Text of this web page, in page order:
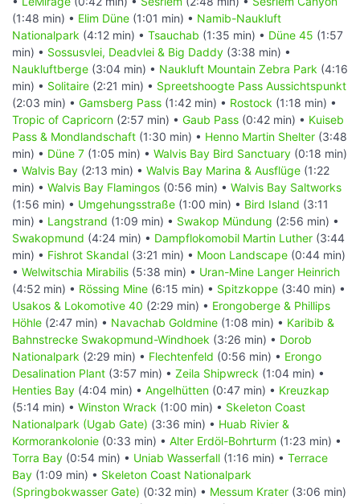
(1:48 min) • Elim Düne (1:01 min) • Namib-Naukluft
Nationalpark (4:12 min) • Tsauchab (1:35 min) • Düne 45 (1:57
min) • Sossusvlei, Deadvlei & Big Daddy (3:38 min) •
Naukluftberge (3:04 min) • Naukluft Mountain Zebra Park (4:16
min) • Solitaire (2:21 min) • Spreetshoogte Pass Aussichtspunkt
(2:03 min) • Gamsberg Pass (1:42 min) • Rostock (1:18 min) •
Tropic of Capricorn (2:57 min) • Gaub Pass (0:42 min) • Kuiseb
Pass & Mondlandschaft (1:30 min) • Henno Martin Shelter (3:48
min) • Düne 7 (1:05 min) • Walvis Bay Bird Sanctuary (0:18 min)
• Walvis Bay (2:13 min) • Walvis Bay Marina & Ausflüge (1:22
min) • Walvis Bay Flamingos (0:56 min) • Walvis Bay Saltworks
(1:56 min) • Umgehungsstraße (1:00 min) • Bird Island (3:11
min) • Langstrand (1:09 min) • Swakop Mündung (2:56 min) •
Swakopmund (4:24 min) • Dampflokomobil Martin Luther (3:44
min) • Fishrot Skandal (3:21 min) • Moon Landscape (0:44 min)
• Welwitschia Mirabilis (5:38 min) • Uran-Mine Langer Heinrich
(4:52 min) • Rössing Mine (6:15 min) • Spitzkoppe (3:40 min) •
Usakos & Lokomotive 40 (2:29 min) • Erongoberge & Phillips
Höhle (2:47 min) • Navachab Goldmine (1:08 min) • Karibib &
Bahnstrecke Swakopmund-Windhoek (3:26 min) • Dorob
Nationalpark (2:29 min) • Flechtenfeld (0:56 min) • Erongo
Desalination Plant (3:57 min) • Zeila Shipwreck (1:04 min) •
Henties Bay (4:04 min) • Angelhütten (0:47 min) • Kreuzkap
(5:14 min) • Winston Wrack (1:00 min) • Skeleton Coast
Nationalpark (Ugab Gate) (3:36 min) • Huab Rivier &
Kormorankolonie (0:33 min) • Alter Erdöl-Bohrturm (1:23 min) •
Torra Bay (0:54 min) • Uniab Wasserfall (1:16 min) • Terrace
Bay (1:09 min) • Skeleton Coast Nationalpark
(Springbokwasser Gate) (0:32 min) • Messum Krater (3:06 min)